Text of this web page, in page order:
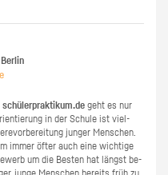
Berlin
schü­ler­prak­ti­kum.de geht es nur
in der Schu­le ist viel­
jun­ger Men­schen.
immer öfter auch eine wich­ti­ge
um die Bes­ten hat längst be­